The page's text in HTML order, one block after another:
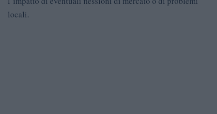
locali.